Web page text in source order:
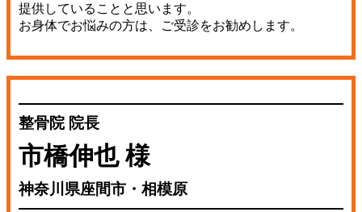
提供していることと思います。
お身体でお悩みの方は、ご受診をお勧めします。
整骨院 院長
市橋伸也 様
神奈川県座間市・相模原